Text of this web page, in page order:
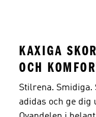
KAXIGA
OCH
Stilrena. Smidiga.
adidas och ge dig